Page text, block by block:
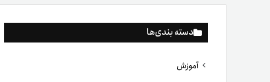
سرمایه‌گذاری آسان
دسته بندی‌ها
آموزش